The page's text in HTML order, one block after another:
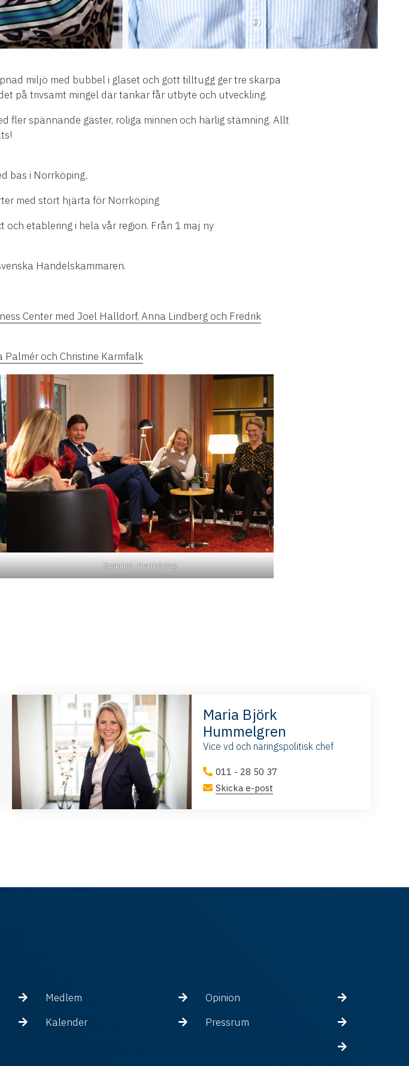
miljö med bubbel i glaset och gott tilltugg ger tre skarpa
på trivsamt mingel där tankar får utbyte och utveckling.
fler spännande gäster, roliga minnen och härlig stämning. Allt
bas i Norrköping.
med stort hjärta för Norrköping
etablering i hela vår region. Från 1 maj ny
Handelskammaren.
Center med Joel Halldorf, Anna Lindberg och Fredrik
och Christine Karmfalk
Spaning i Norrköping
Maria Björk
Hummelgren
Vice vd och näringspolitisk chef
011 - 28 50 37
Skicka e-post
Medlem
Opinion
Kalender
Pressrum